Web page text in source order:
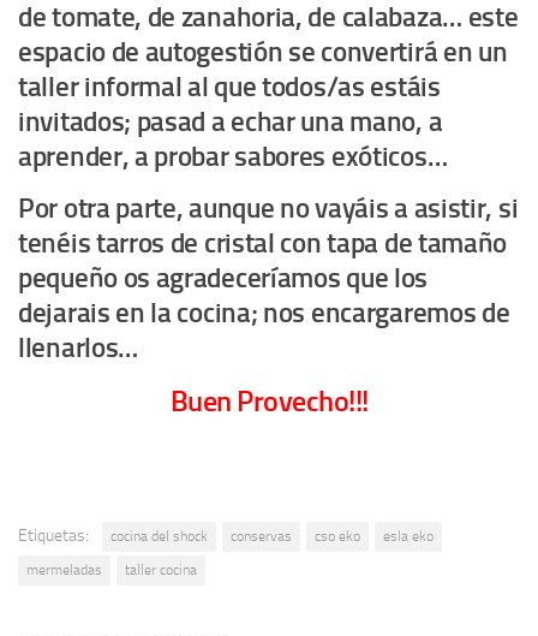
de tomate, de zanahoria, de calabaza… este
espacio de autogestión se convertirá en un
taller informal al que todos/as estáis
invitados; pasad a echar una mano, a
aprender, a probar sabores exóticos…
Por otra parte, aunque no vayáis a asistir, si
tenéis tarros de cristal con tapa de tamaño
pequeño os agradeceríamos que los
dejarais en la cocina; nos encargaremos de
llenarlos…
Buen Provecho!!!
Etiquetas: cocina del shock conservas cso eko
esla eko
mermeladas
taller cocina